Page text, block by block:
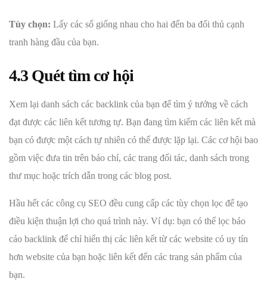
Tùy chọn: Lấy các số giống nhau cho hai đến ba đối thủ cạnh
tranh hàng đầu của bạn.
4.3 Quét tìm cơ hội
Xem lại danh sách các backlink của bạn để tìm ý tưởng về cách
đạt được các liên kết tương tự. Bạn đang tìm kiếm các liên kết mà
bạn có được một cách tự nhiên có thể được lặp lại. Các cơ hội bao
gồm việc đưa tin trên báo chí, các trang đối tác, danh sách trong
thư mục hoặc trích dẫn trong các blog post.
Hầu hết các công cụ SEO đều cung cấp các tùy chọn lọc để tạo
điều kiện thuận lợi cho quá trình này. Ví dụ: bạn có thể lọc báo
cáo backlink để chỉ hiển thị các liên kết từ các website có uy tín
hơn website của bạn hoặc liên kết đến các trang sản phẩm của
bạn.